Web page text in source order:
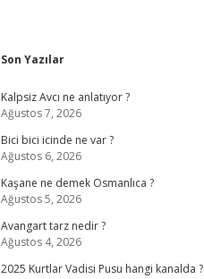
Sidebar
Son Yazılar
Kalpsiz Avcı ne anlatıyor ?
Ağustos 7, 2026
Bici bici icinde ne var ?
Ağustos 6, 2026
Kaşane ne demek Osmanlıca ?
Ağustos 5, 2026
Avangart tarz nedir ?
Ağustos 4, 2026
2025 Kurtlar Vadisi Pusu hangi kanalda ?